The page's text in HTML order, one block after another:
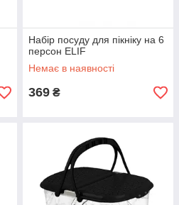
Набір посуду для пікніку на 6
персон ELIF
Немає в наявності
369 ₴